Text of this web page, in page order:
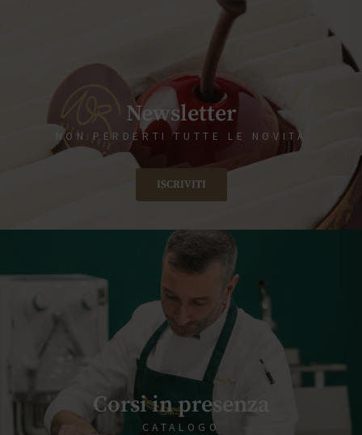
Newsletter
NON PERDERTI TUTTE LE NOVITÀ
ISCRIVITI
Corsi in presenza
CATALOGO